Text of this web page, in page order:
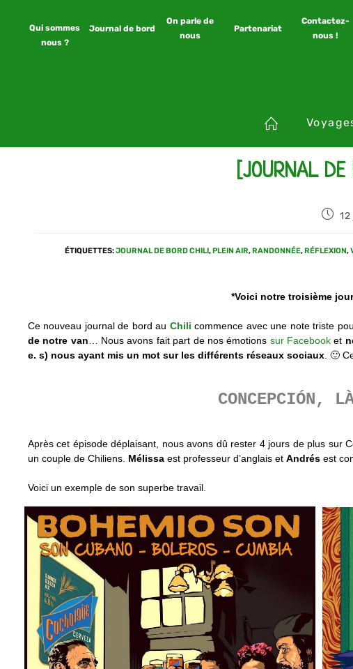
Qui sommes
nous ?
Journal de bord
On parle de
nous
Partenariat
Contactez-
nous !
[JOURNAL
ÉTIQUETTES:JOURNAL DE BORD CHILI,PLEIN AIR,RANDONNÉE,RÉFLEXION,
*Voici notre troisième
Ce nouveau journal de bord au Chili commence avec une note triste
de notre van … Nous avons fait part de nos émotions sur Facebook et
e. s) nous ayant mis un mot sur les différents réseaux sociaux . 🙂
CONCEPCIÓN,
Après cet épisode déplaisant, nous avons dû rester 4 jours de plus sur
un couple de Chiliens. Mélissa est professeur d’anglais et Andrés est
Voici un exemple de son superbe travail.